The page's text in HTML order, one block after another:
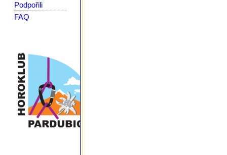
Podpořili
FAQ